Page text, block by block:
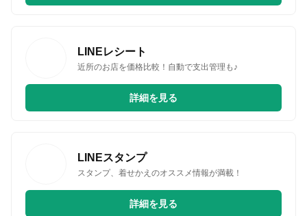
LINEレシート
近所のお店を価格比較！自動で支出管理も♪
詳細を見る
LINEスタンプ
スタンプ、着せかえのオススメ情報が満載！
詳細を見る